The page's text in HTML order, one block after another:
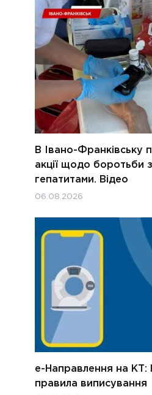
В Івано-Франківську
акції щодо боротьби
гепатитами. Відео
06.08.2026
е-Направлення на КТ:
правила виписування